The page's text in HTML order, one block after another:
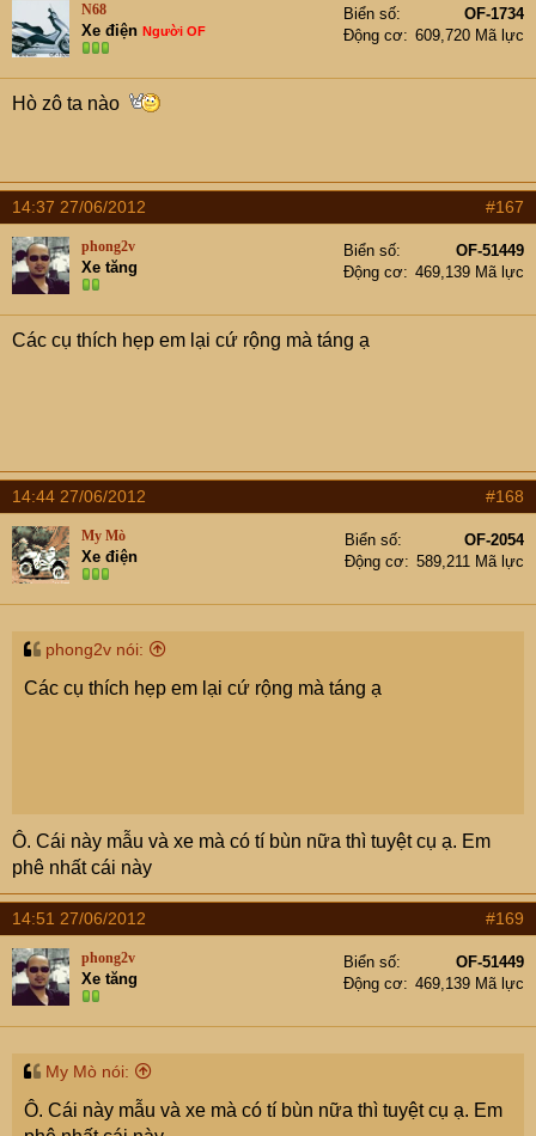
N68
Xe điện Người OF
Biển số
OF-1734
Động cơ
609,720 Mã lực
Hò zô ta nào
14:37 27/06/2012 #167
phong2v
Xe tăng
Biển số
OF-51449
Động cơ
469,139 Mã lực
Các cụ thích hẹp em lại cứ rộng mà táng ạ
14:44 27/06/2012 #168
My Mò
Xe điện
Biển số
OF-2054
Động cơ
589,211 Mã lực
phong2v nói:
Các cụ thích hẹp em lại cứ rộng mà táng ạ
Ô. Cái này mẫu và xe mà có tí bùn nữa thì tuyệt cụ ạ. Em
phê nhất cái này
14:51 27/06/2012 #169
phong2v
Xe tăng
Biển số
OF-51449
Động cơ
469,139 Mã lực
My Mò nói:
Ô. Cái này mẫu và xe mà có tí bùn nữa thì tuyệt cụ ạ. Em